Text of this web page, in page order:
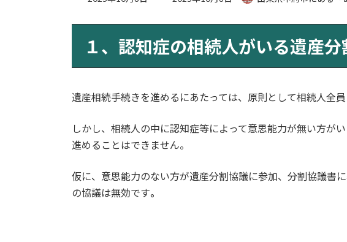
日
時
:
１、認知症の相続人がいる遺産
遺産相続手続きを進めるにあたっては、原則として相続人全
しかし、相続人の中に認知症等によって意思能力が無い方が
進めることはできません。
仮に、意思能力のない方が遺産分割協議に参加、分割協議書
の協議は無効です。